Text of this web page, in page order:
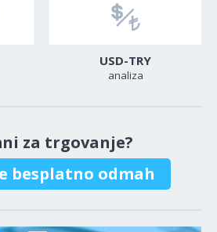
USD-TRY
analiza
za trgovanje?
besplatno odmah